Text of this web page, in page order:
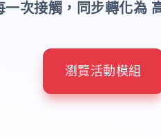
一次接觸，同步轉化為
瀏覽活動模組